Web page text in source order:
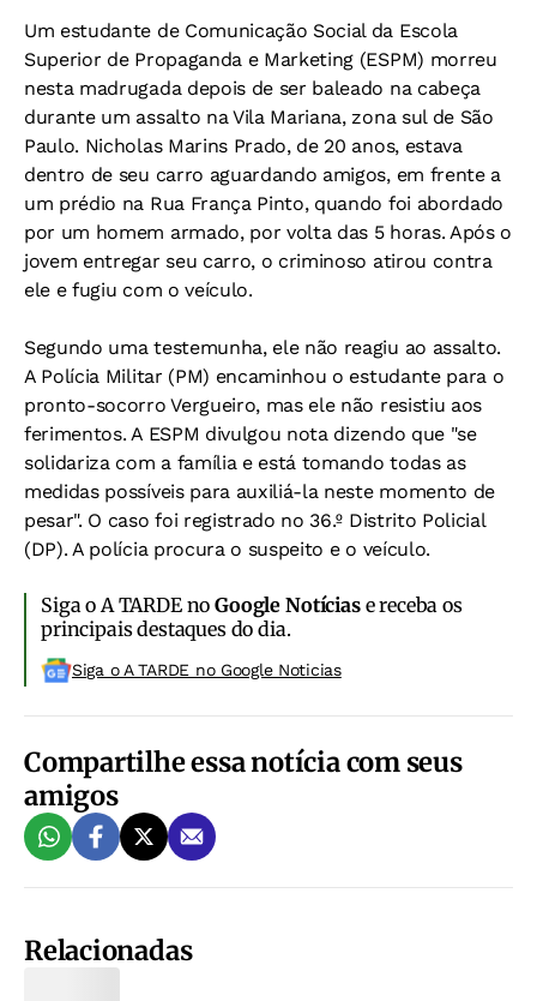
Um estudante de Comunicação Social da Escola
Superior de Propaganda e Marketing (ESPM) morreu
nesta madrugada depois de ser baleado na cabeça
durante um assalto na Vila Mariana, zona sul de São
Paulo. Nicholas Marins Prado, de 20 anos, estava
dentro de seu carro aguardando amigos, em frente a
um prédio na Rua França Pinto, quando foi abordado
por um homem armado, por volta das 5 horas. Após o
jovem entregar seu carro, o criminoso atirou contra
ele e fugiu com o veículo.
Segundo uma testemunha, ele não reagiu ao assalto.
A Polícia Militar (PM) encaminhou o estudante para o
pronto-socorro Vergueiro, mas ele não resistiu aos
ferimentos. A ESPM divulgou nota dizendo que "se
solidariza com a família e está tomando todas as
medidas possíveis para auxiliá-la neste momento de
pesar". O caso foi registrado no 36.º Distrito Policial
(DP). A polícia procura o suspeito e o veículo.
Siga o A TARDE noGoogle Notíciase receba os
principais destaques do dia.
Siga o A TARDE no Google Noticias
Compartilhe essa notícia com seus
amigos
Relacionadas